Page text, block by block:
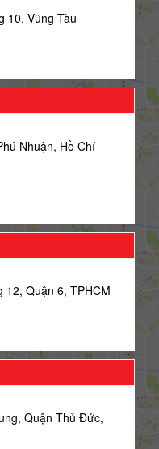
10, Vũng Tàu
Nhuận, Hồ Chí
12, Quận 6, TPHCM
Quận Thủ Đức,